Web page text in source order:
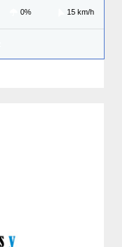
0% 15 km/h